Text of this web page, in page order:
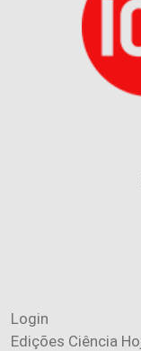
Login
Edições Ciência